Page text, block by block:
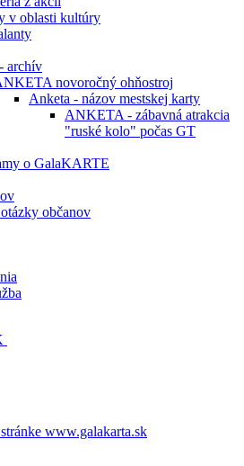
v oblasti kultúry
archív
novoročný ohňostroj
Anketa - názov mestskej karty
ANKETA - zábavná atrakcia
"ruské kolo" počas GT
o GalaKARTE
občanov
www.galakarta.sk